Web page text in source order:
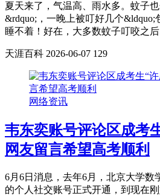
夏天来了，气温高、雨水多。蚊子
&rdquo;，一晚上被叮好几个&ldquo;
睡不着！好在，大多数蚊子叮咬之后
天涯百科 2026-06-07 129
网络资讯
韦东奕账号评论区成考
网友留言希望高考顺利
6月6日消息，去年6月，北京大学数
的个人社交账号正式开通，到现在